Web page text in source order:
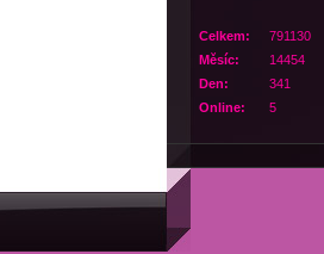
Online: 5
Celkem:
791130
Měsíc:
14454
Den:
341